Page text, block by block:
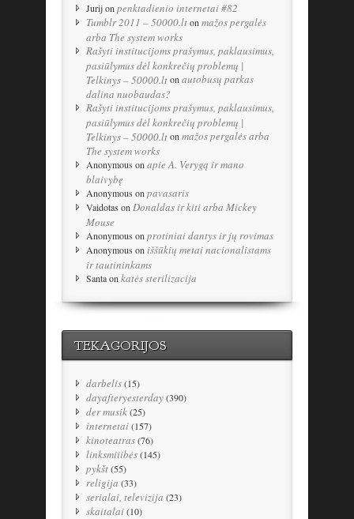
Jurijon penktadienio internetai #82
Tumblr 2011 – 50000.lton mažos pergalės
arba The system works
Rašyti institucijoms prašymus, paklausimus,
pasiūlymus dėl konkrečių problemų |
Telkinys – 50000.lton autobusų parkas
dalina nuobaudas?
Rašyti institucijoms prašymus, paklausimus,
pasiūlymus dėl konkrečių problemų |
Telkinys – 50000.lton mažos pergalės arba
The system works
Anonymous on apie A. Verygą ir mano
blaivybę
Anonymous on pavasaris
Vaidotas on Donaldas ir kiti arba Mickey
Mouse
Anonymous on protiniai dantys ir jų rovimas
Anonymous on iššūkių metai nacionalistams
ir tautininkams
Santaon katės sterilizacija
TEKAGORIJOS
darbelis(15)
dayafteryesterday(390)
der musik(25)
internetai(157)
kinoteatras(76)
linksmiiibės(145)
pykšt(55)
religija (33)
serialai, televizija (23)
skaitalai(10)